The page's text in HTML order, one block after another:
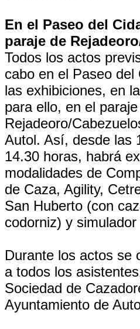
En el Paseo del
paraje de
Todos los actos
cabo en el Paseo
las exhibiciones, en
para ello, en el
Rejadeoro/
Autol. Así, desde las
14.30 horas, habrá
modalidades de
de Caza, Agility,
San Huberto (con
codorniz) y simulador
Durante los actos se
a todos los
Sociedad de
Ayuntamiento de